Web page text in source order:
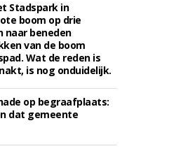
Stadspark in
boom op drie
naar beneden
van de boom
Wat de reden is
is nog onduidelijk.
op begraafplaats:
dat gemeente